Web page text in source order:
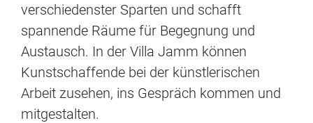
verschiedenster Sparten und schafft
spannende Räume für Begegnung und
Austausch. In der Villa Jamm können
Kunstschaffende bei der künstlerischen
Arbeit zusehen, ins Gespräch kommen und
mitgestalten.